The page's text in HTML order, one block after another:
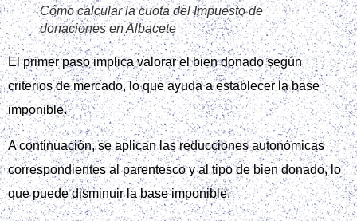
Cómo calcular la cuota del Impuesto de
donaciones en Albacete
El primer paso implica valorar el bien donado según
criterios de mercado, lo que ayuda a establecer la base
imponible.
A continuación, se aplican las reducciones autonómicas
correspondientes al parentesco y al tipo de bien donado, lo
que puede disminuir la base imponible.